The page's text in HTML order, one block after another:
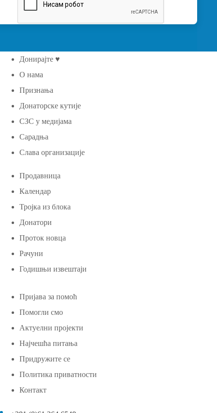
Донирајте ♥
О нама
Признања
Донаторске кутије
СЗС у медијама
Сарадња
Слава организације
Продавница
Календар
Тројка из блока
Донатори
Проток новца
Рачуни
Годишњи извештаји
Пријава за помоћ
Помогли смо
Актуелни пројекти
Најчешћа питања
Придружите се
Политика приватности
Контакт